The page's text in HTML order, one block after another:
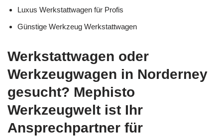
Luxus Werkstattwagen für Profis
Günstige Werkzeug Werkstattwagen
Werkstattwagen oder
Werkzeugwagen in Norderney
gesucht? Mephisto
Werkzeugwelt ist Ihr
Ansprechpartner für